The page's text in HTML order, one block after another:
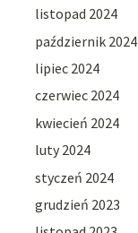
listopad 2024
październik 2024
lipiec 2024
czerwiec 2024
kwiecień 2024
luty 2024
styczeń 2024
grudzień 2023